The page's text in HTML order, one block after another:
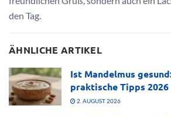
den Tag.
ÄHNLICHE ARTIKEL
Ist Mandelmus
praktische Tipps 2026
2. AUGUST 2026